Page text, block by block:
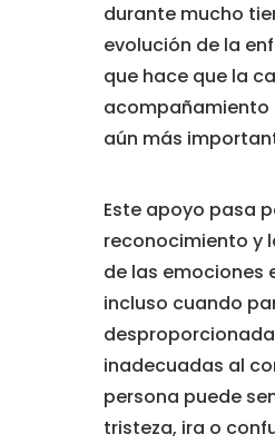
durante mucho
evolución de la
que hace que la
acompañamiento
aún más
Este apoyo pasa
reconocimiento y
de las emociones
incluso cuando
inadecuadas al
persona puede
tristeza, ira o